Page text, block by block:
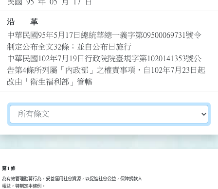
沿 革
中華民國95年5月17日總統華總一義字第09500069731號令
制定公布全文32條；並自公布日施行
中華民國102年7月19日行政院院臺規字第1020141353號公
告第4條所列屬「內政部」之權責事項，自102年7月23日起
改由「衛生福利部」管轄
切換選擇法規資訊內容
第 1 條
為有效管理勸募行為，妥善運用社會資源，以促進社會公益，保障捐款人
權益，特制定本條例。